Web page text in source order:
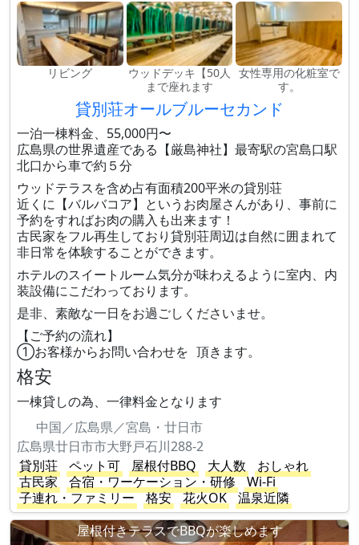
リビング
ウッドデッキ【50人
まで座れます
女性専用の化粧室で
す。
貸別荘オールブルーセカンド
一泊一棟料金、55,000円〜
広島県の世界遺産である【厳島神社】最寄駅の宮島口駅
北口から車で約５分
ウッドテラスを含め占有面積200平米の貸別荘
近くに【バルバコア】というお肉屋さんがあり、事前に
予約をすればお肉の購入も出来ます！
古民家をフル再生しており貸別荘周辺は自然に囲まれて
非日常を体験することができます。
ホテルのスイートルーム気分が味わえるように室内、内
装設備にこだわっております。
是非、素敵な一日をお過ごしくださいませ。
【ご予約の流れ】
①お客様からお問い合わせを 頂きます。
格安
一棟貸しの為、一律料金となります
中国／広島県／宮島・廿日市
広島県廿日市市大野戸石川288-2
貸別荘
ペット可 屋根付BBQ 大人数
おしゃれ
古民家
合宿・ワーケーション・研修
Wi-Fi
子連れ・ファミリー
格安 花火OK
温泉近隣
屋根付きテラスでBBQが楽しめます